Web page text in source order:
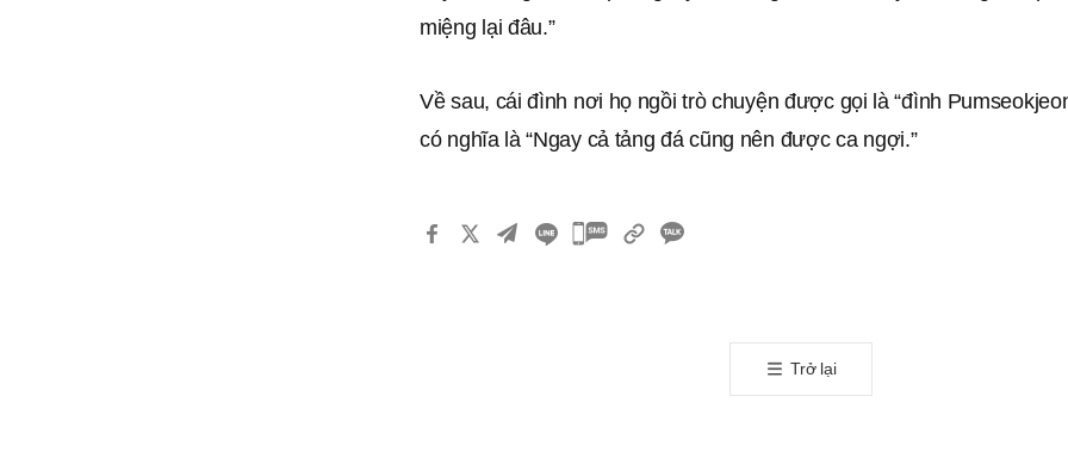
miệng lại đâu.”
Về sau, cái đình nơi họ ngồi trò chuyện được gọi là “đình
có nghĩa là “Ngay cả tảng đá cũng nên được ca ngợi.”
카
Trở lại